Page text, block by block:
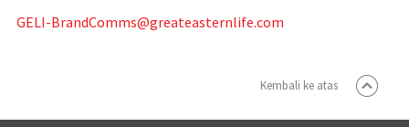
GELI-BrandComms@greateasternlife.com
Kembali ke atas